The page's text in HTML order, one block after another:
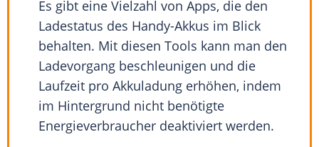
Es gibt eine Vielzahl von Apps, die den
Ladestatus des Handy-Akkus im Blick
behalten. Mit diesen Tools kann man den
Ladevorgang beschleunigen und die
Laufzeit pro Akkuladung erhöhen, indem
im Hintergrund nicht benötigte
Energieverbraucher deaktiviert werden.